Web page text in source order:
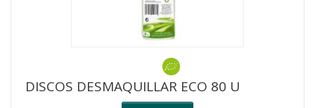
DISCOS DESMAQUILLAR ECO 80 U